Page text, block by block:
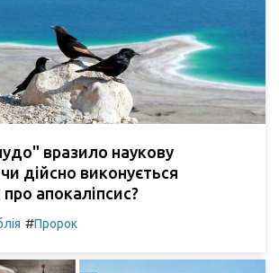
вразило наукову
дійсно виконується
апокаліпсис?
#Пророк